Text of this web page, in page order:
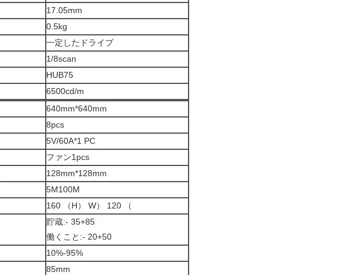
17.05mm
0.5kg
一定したドライブ
1/8scan
HUB75
6500cd/m
640mm*640mm
8pcs
5V/60A*1 PC
ファン1pcs
128mm*128mm
5M100M
160 （H） W） 120 （
貯蔵:- 35+85
働くこと:- 20+50
10%-95%
85mm